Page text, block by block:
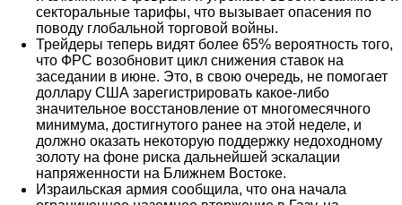
секторальные тарифы, что вызывает опасения по
поводу глобальной торговой войны.
Трейдеры теперь видят более 65% вероятность того,
что ФРС возобновит цикл снижения ставок на
заседании в июне. Это, в свою очередь, не помогает
доллару США зарегистрировать какое-либо
значительное восстановление от многомесячного
минимума, достигнутого ранее на этой неделе, и
должно оказать некоторую поддержку недоходному
золоту на фоне риска дальнейшей эскалации
напряженности на Ближнем Востоке.
Израильская армия сообщила, что она начала